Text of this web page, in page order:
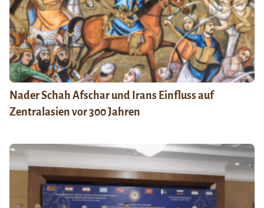
Nader Schah Afschar und Irans Einfluss auf
Zentralasien vor 300 Jahren